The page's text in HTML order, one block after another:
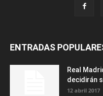
ENTRADAS
Real
decidirán
12 abril 2017